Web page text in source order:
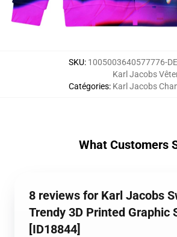
SKU: 1005003640577776-
Catégories:
Karl Jacobs
Karl Jacobs
What Customers
8 reviews for Karl Jacobs
Trendy 3D Printed Graphic
[ID18844]